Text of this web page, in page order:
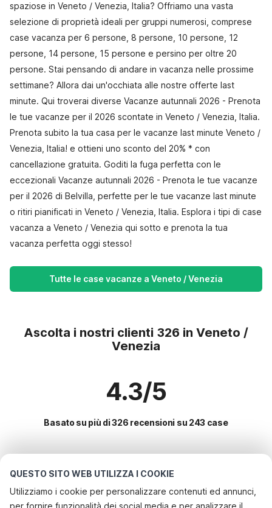
QUESTO SITO WEB UTILIZZA I COOKIE
Utilizziamo i cookie per personalizzare contenuti ed annunci,
per fornire funzionalità dei social media e per analizzare il
spaziose in Veneto / Venezia, Italia? Offriamo una vasta
selezione di proprietà ideali per gruppi numerosi, comprese
case vacanza per 6 persone, 8 persone, 10 persone, 12
persone, 14 persone, 15 persone e persino per oltre 20
persone. Stai pensando di andare in vacanza nelle prossime
settimane? Allora dai un'occhiata alle nostre offerte last
minute. Qui troverai diverse Vacanze autunnali 2026 - Prenota
le tue vacanze per il 2026 scontate in Veneto / Venezia, Italia.
Prenota subito la tua casa per le vacanze last minute Veneto /
Venezia, Italia! e ottieni uno sconto del 20% * con
cancellazione gratuita. Goditi la fuga perfetta con le
eccezionali Vacanze autunnali 2026 - Prenota le tue vacanze
per il 2026 di Belvilla, perfette per le tue vacanze last minute
o ritiri pianificati in Veneto / Venezia, Italia. Esplora i tipi di case
vacanza a Veneto / Venezia qui sotto e prenota la tua
vacanza perfetta oggi stesso!
Tutte le case vacanze a Veneto / Venezia
Ascolta i nostri clienti 326 in Veneto /
Venezia
4.3/5
Basato su più di 326 recensioni su 243 case
Le destinazioni più popolari per le
vacanze